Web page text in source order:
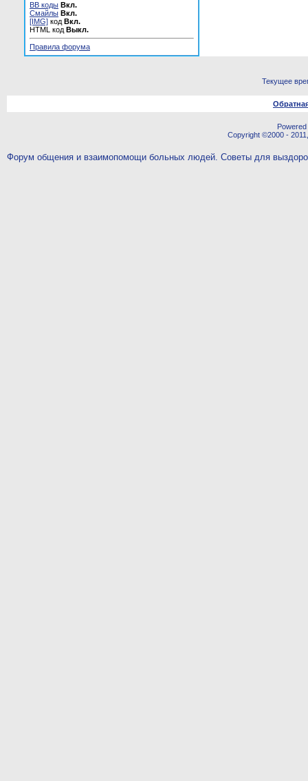
BB коды Вкл.
Смайлы Вкл.
[IMG] код Вкл.
HTML код Выкл.
Правила форума
Текущее
Copyright ©2000 -
Форум общения и взаимопомощи больных людей. Советы для